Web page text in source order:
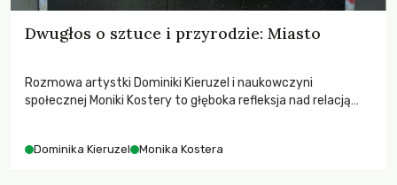
Dwugłos o sztuce i przyrodzie: Miasto
Rozmowa artystki Dominiki Kieruzel i naukowczyni
społecznej Moniki Kostery to głęboka refleksja nad relacją
Dominika Kieruzel Monika Kostera